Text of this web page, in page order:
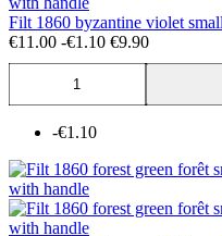
Filt 1860 byzantine violet
€11.00 -€1.10 €9.90
-€1.10